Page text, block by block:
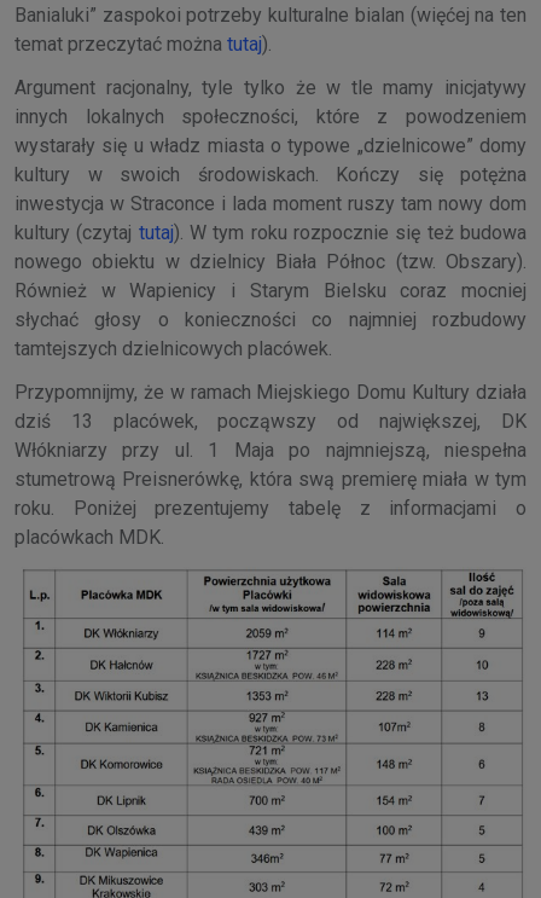
Banialuki” zaspokoi potrzeby kulturalne bialan (więćej na ten
temat przeczytać można tutaj).
Argument racjonalny, tyle tylko że w tle mamy inicjatywy
innych lokalnych społeczności, które z powodzeniem
wystarały się u władz miasta o typowe „dzielnicowe” domy
kultury w swoich środowiskach. Kończy się potężna
inwestycja w Straconce i lada moment ruszy tam nowy dom
kultury (czytaj tutaj). W tym roku rozpocznie się też budowa
nowego obiektu w dzielnicy Biała Północ (tzw. Obszary).
Również w Wapienicy i Starym Bielsku coraz mocniej
słychać głosy o konieczności co najmniej rozbudowy
tamtejszych dzielnicowych placówek.
Przypomnijmy, że w ramach Miejskiego Domu Kultury działa
dziś 13 placówek, począwszy od największej, DK
Włókniarzy przy ul. 1 Maja po najmniejszą, niespełna
stumetrową Preisnerówkę, która swą premierę miała w tym
roku. Poniżej prezentujemy tabelę z informacjami o
placówkach MDK.